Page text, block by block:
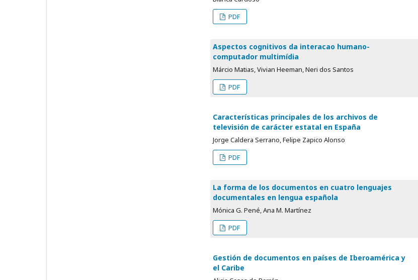
PDF
Aspectos cognitivos da interacao humano-
computador multimídia
Márcio Matias, Vivian Heeman, Neri dos Santos
PDF
Características principales de los archivos de
televisión de carácter estatal en España
Jorge Caldera Serrano, Felipe Zapico Alonso
PDF
La forma de los documentos en cuatro lenguajes
documentales en lengua española
Mónica G. Pené, Ana M. Martínez
PDF
Gestión de documentos en países de Iberoamérica y
el Caribe